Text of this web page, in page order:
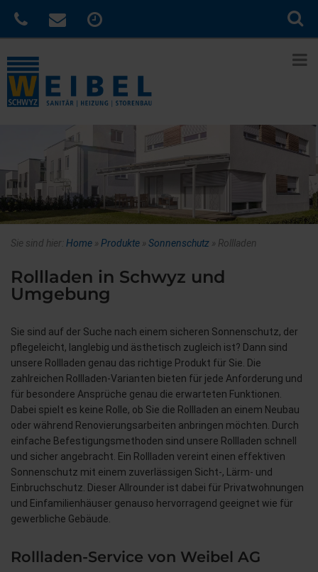
Sie sind hier: Home » Produkte » Sonnenschutz » Rollladen
Rollladen in Schwyz und
Umgebung
Sie sind auf der Suche nach einem sicheren Sonnenschutz, der
pflegeleicht, langlebig und ästhetisch zugleich ist? Dann sind
unsere Rollladen genau das richtige Produkt für Sie. Die
zahlreichen Rollladen-Varianten bieten für jede Anforderung und
für besondere Ansprüche genau die erwarteten Funktionen.
Dabei spielt es keine Rolle, ob Sie die Rollladen an einem Neubau
oder während Renovierungsarbeiten anbringen möchten. Durch
einfache Befestigungsmethoden sind unsere Rollladen schnell
und sicher angebracht. Ein Rollladen vereint einen effektiven
Sonnenschutz mit einem zuverlässigen Sicht-, Lärm- und
Einbruchschutz. Dieser Allrounder ist dabei für Privatwohnungen
und Einfamilienhäuser genauso hervorragend geeignet wie für
gewerbliche Gebäude.
Rollladen-Service von Weibel AG